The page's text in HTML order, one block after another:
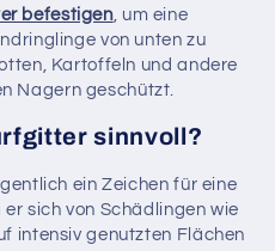
befestigen, um eine
von unten zu
Kartoffeln und andere
Nagern geschützt.
sinnvoll?
ein Zeichen für eine
sich von Schädlingen wie
intensiv genutzten Flächen